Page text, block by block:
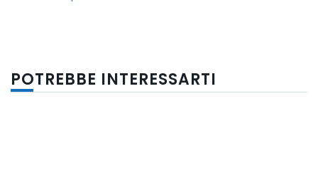
POTREBBE INTERESSARTI